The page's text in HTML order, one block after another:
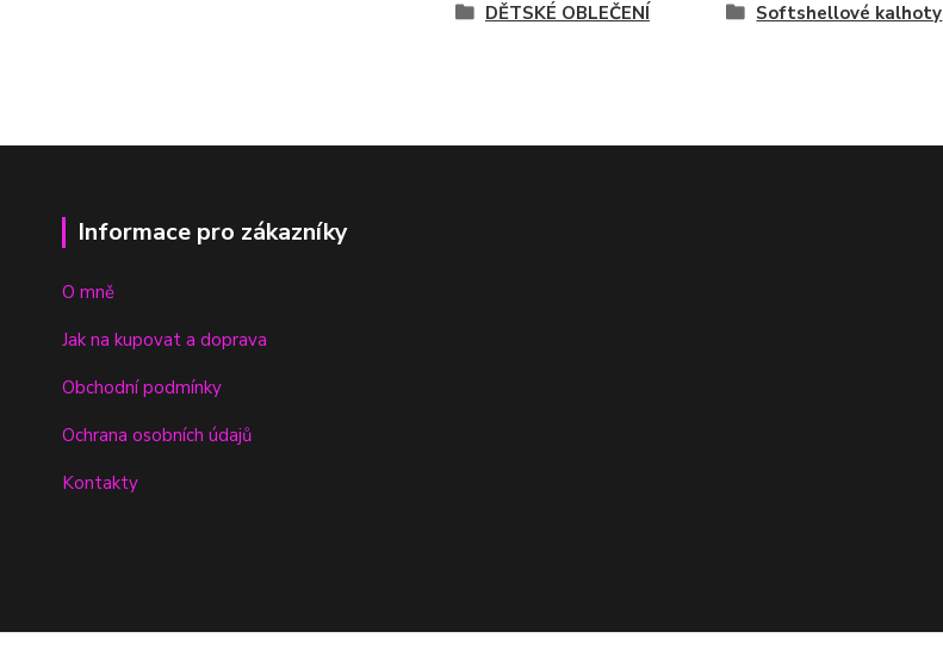
DĚTSKÉ OBLEČENÍ Softshellové kalhoty
Informace pro zákazníky
O mně
Jak na kupovat a doprava
Obchodní podmínky
Ochrana osobních údajů
Kontakty